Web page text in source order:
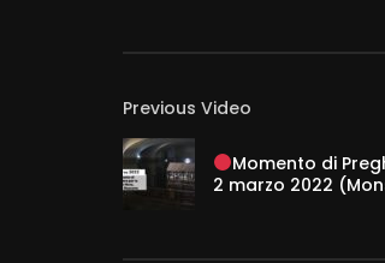
Previous Video
Momento di
2 marzo 2022